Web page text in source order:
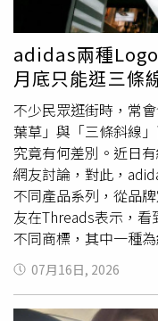
adidas兩種
月底只能逛三條
不少民眾逛街時，常
葉草」與「三條斜線
究竟有何差別。近日
網友討論，對此，
不同產品系列，從品
友在Threads表示，
不同商標，其中一種
因此好奇詢問「都是
光後吸引超過6.5萬人
人認為兩者最大的差
07月16日, 2026